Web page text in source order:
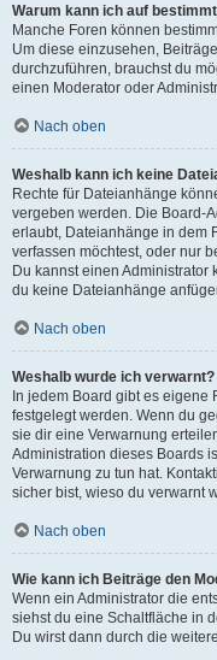
Warum kann ich auf
Manche Foren können
Um diese einzusehen,
durchzuführen, brauchst du
einen Moderator oder
Nach oben
Weshalb kann ich keine
Rechte für Dateianhänge
vergeben werden. Die Board-
erlaubt, Dateianhänge in dem
verfassen möchtest, oder nur
Du kannst einen
du keine Dateianhänge
Nach oben
Weshalb wurde ich verwarnt?
In jedem Board gibt es eigene
festgelegt werden. Wenn du
sie dir eine Verwarnung
Administration dieses Boards
Verwarnung zu tun hat.
sicher bist, wieso du verwarnt
Nach oben
Wie kann ich Beiträge den
Wenn ein Administrator die
siehst du eine Schaltfläche in
Du wirst dann durch die